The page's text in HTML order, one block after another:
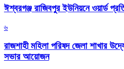
ঈশ্বরগঞ্জ রাজিবপুর ইউনিয়নে ওয়ার্ড
৬
রাজশাহী মহিলা পরিষদ জেলা শাখার
সভার আয়োজন